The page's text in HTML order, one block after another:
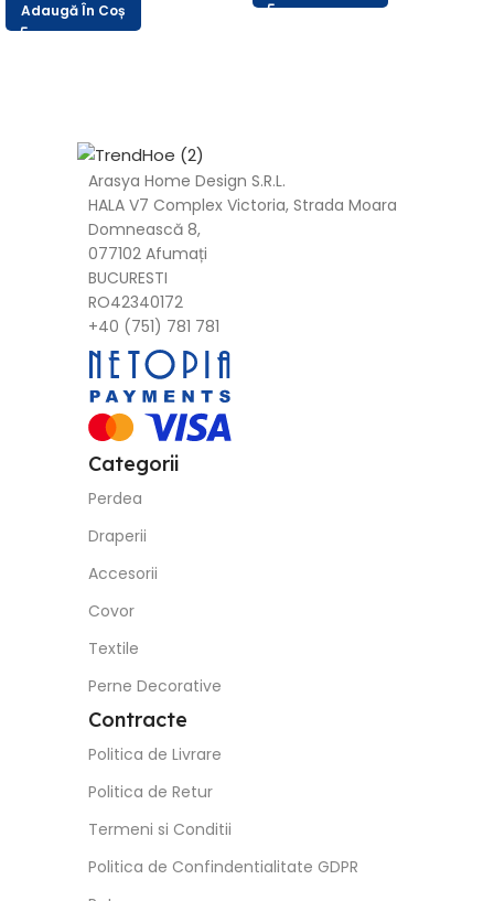
Adaugă În Coș
Arasya Home Design S.R.L.
HALA V7 Complex Victoria, Strada Moara
Domnească 8,
077102 Afumați
BUCURESTI
RO42340172
+40 (751) 781 781
Categorii
Perdea
Draperii
Accesorii
Covor
Textile
Perne Decorative
Contracte
Politica de Livrare
Politica de Retur
Termeni si Conditii
Politica de Confindentialitate GDPR